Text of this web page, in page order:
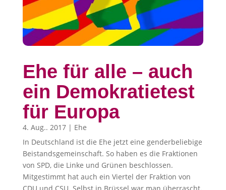
Ehe für alle – auch
ein Demokratietest
für Europa
4. Aug.. 2017| Ehe
In Deutschland ist die Ehe jetzt eine genderbeliebige
Beistandsgemeinschaft. So haben es die Fraktionen
von SPD, die Linke und Grünen beschlossen.
Mitgestimmt hat auch ein Viertel der Fraktion von